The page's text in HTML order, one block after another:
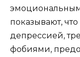
эмоциональным
показывают,
депрессией,
фобиями,